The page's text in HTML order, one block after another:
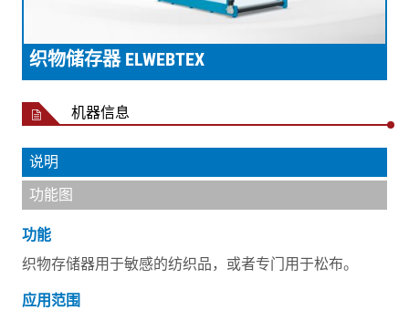
公司
织物储存器 ELWEBTEX
机器信息
说明
功能图
功能
织物存储器用于敏感的纺织品，或者专门用于松布。
应用范围